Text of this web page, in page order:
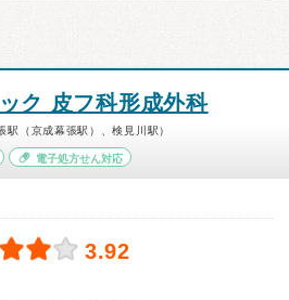
ク 皮フ科形成外科
（京成幕張駅）、検見川駅）
電子処方せん対応
3.92